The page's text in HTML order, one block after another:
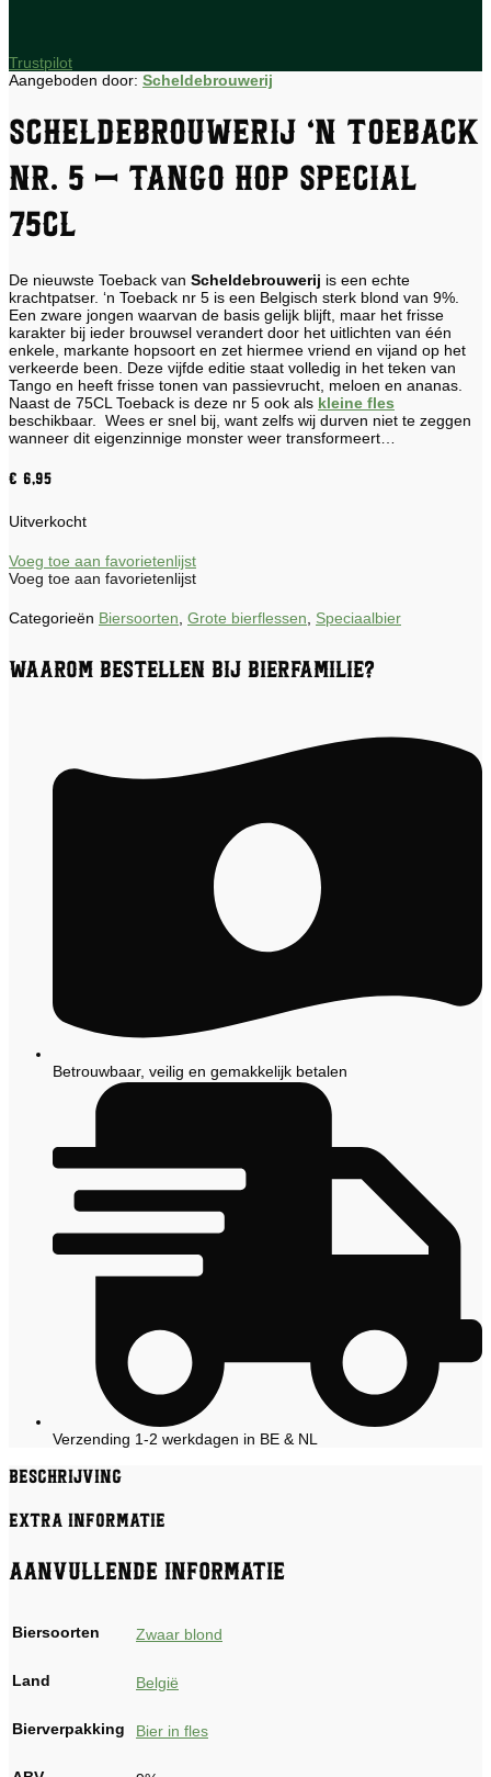
Trustpilot
Aangeboden door: Scheldebrouwerij
Scheldebrouwerij ‘n Toeback
nr. 5 – Tango hop special
75CL
De nieuwste Toeback van Scheldebrouwerij is een echte
krachtpatser. ‘n Toeback nr 5 is een Belgisch sterk blond van 9%.
Een zware jongen waarvan de basis gelijk blijft, maar het frisse
karakter bij ieder brouwsel verandert door het uitlichten van één
enkele, markante hopsoort en zet hiermee vriend en vijand op het
verkeerde been. Deze vijfde editie staat volledig in het teken van
Tango en heeft frisse tonen van passievrucht, meloen en ananas.
Naast de 75CL Toeback is deze nr 5 ook als kleine fles
beschikbaar. Wees er snel bij, want zelfs wij durven niet te zeggen
wanneer dit eigenzinnige monster weer transformeert…
€ 6,95
Uitverkocht
Voeg toe aan favorietenlijst
Voeg toe aan favorietenlijst
Categorieën Biersoorten Grote bierflessen Speciaalbier
Waarom bestellen bij Bierfamilie?
Betrouwbaar, veilig en gemakkelijk betalen
Verzending 1-2 werkdagen in BE & NL
Beschrijving
Extra informatie
Aanvullende informatie
Biersoorten Zwaar blond
Land België
Bierverpakking Bier in fles